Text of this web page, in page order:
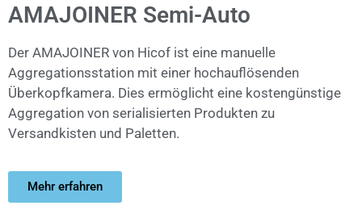
AMAJOINER Semi-Auto
Der AMAJOINER von Hicof ist eine manuelle
Aggregationsstation mit einer hochauflösenden
Überkopfkamera. Dies ermöglicht eine kostengünstige
Aggregation von serialisierten Produkten zu
Versandkisten und Paletten.
Mehr erfahren